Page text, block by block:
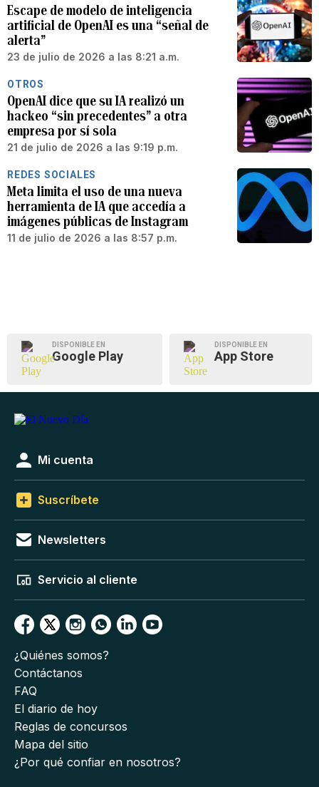
Escape de modelo de inteligencia
artificial de OpenAI es una “señal de
alerta”
23 de julio de 2026 a las 8:21 a.m.
OTROS
OpenAI dice que su IA realizó un
hackeo “sin precedentes” a otra
empresa por sí sola
21 de julio de 2026 a las 9:19 p.m.
REDES SOCIALES
Meta limita el uso de una nueva
herramienta de IA que accedía a
imágenes públicas de Instagram
11 de julio de 2026 a las 8:57 p.m.
DISPONIBLE EN
Google Play
DISPONIBLE EN
App Store
Mi cuenta
Suscríbete
Newsletters
Servicio al cliente
¿Quiénes somos?
Contáctanos
FAQ
El diario de hoy
Reglas de concursos
Mapa del sitio
¿Por qué confiar en nosotros?